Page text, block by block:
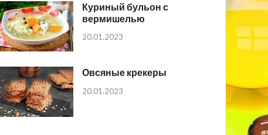
Куриный бульон с
вермишелью
20.01.2023
Овсяные крекеры
20.01.2023